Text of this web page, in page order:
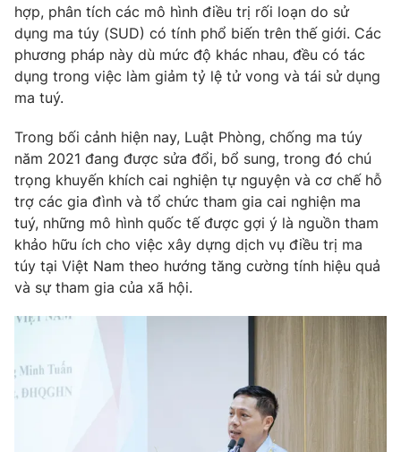
® Cấm sao chép dưới mọi hình thức nếu không có sự chấp
thuận bằng văn bản. Ghi rõ nguồn VTV.vn khi phát hành lại
thông tin từ website này.
hợp, phân tích các mô hình điều trị rối loạn do sử
dụng ma túy (SUD) có tính phổ biến trên thế giới. Các
phương pháp này dù mức độ khác nhau, đều có tác
dụng trong việc làm giảm tỷ lệ tử vong và tái sử dụng
ma tuý.
Trong bối cảnh hiện nay, Luật Phòng, chống ma túy
năm 2021 đang được sửa đổi, bổ sung, trong đó chú
trọng khuyến khích cai nghiện tự nguyện và cơ chế hỗ
trợ các gia đình và tổ chức tham gia cai nghiện ma
tuý, những mô hình quốc tế được gợi ý là nguồn tham
khảo hữu ích cho việc xây dựng dịch vụ điều trị ma
túy tại Việt Nam theo hướng tăng cường tính hiệu quả
và sự tham gia của xã hội.